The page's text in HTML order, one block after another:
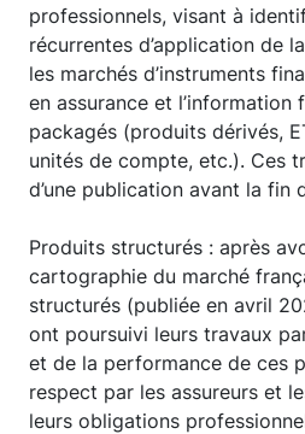
professionnels, visant à
récurrentes d’application de
les marchés d’instruments
en assurance et
packagés (produits dérivés,
unités de compte, etc.). Ces
d’une publication avant la fin
Produits structurés : après
cartographie du marché
structurés (publiée en avril
ont poursuivi leurs travaux
et de la performance de ces
respect par les assureurs et
leurs obligations